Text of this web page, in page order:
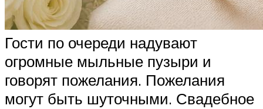
Гости по очереди надувают
огромные мыльные пузыри и
говорят пожелания. Пожелания
могут быть шуточными. Свадебное